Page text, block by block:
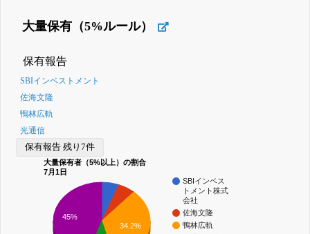
大量保有（5%ルール）
保有報告
SBIインベストメント
佐海文隆
鴨林広軌
光通信
保有報告 残り7件
大量保有者（5%以上）の割合
7月1日
SBIインベス
トメント株式
会社
佐海文隆
鴨林広軌
34.2%
45%